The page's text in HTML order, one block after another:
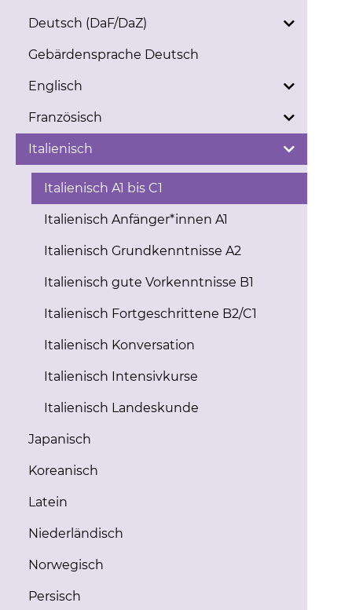
Deutsch (DaF/DaZ)
Gebärdensprache Deutsch
Englisch
Französisch
Italienisch
Italienisch A1 bis C1
Italienisch Anfänger*innen A1
Italienisch Grundkenntnisse A2
Italienisch gute Vorkenntnisse B1
Italienisch Fortgeschrittene B2/C1
Italienisch Konversation
Italienisch Intensivkurse
Italienisch Landeskunde
Japanisch
Koreanisch
Latein
Niederländisch
Norwegisch
Persisch